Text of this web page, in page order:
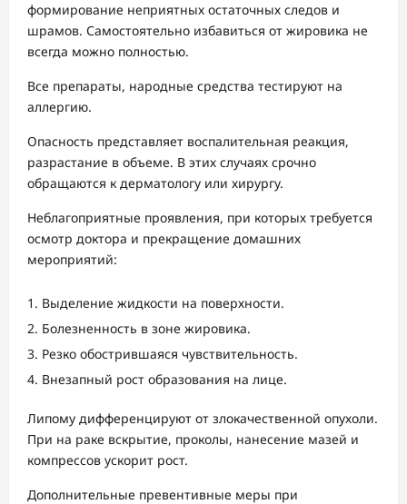
формирование неприятных остаточных следов и
шрамов. Самостоятельно избавиться от жировика не
всегда можно полностью.
Все препараты, народные средства тестируют на
аллергию.
Опасность представляет воспалительная реакция,
разрастание в объеме. В этих случаях срочно
обращаются к дерматологу или хирургу.
Неблагоприятные проявления, при которых требуется
осмотр доктора и прекращение домашних
мероприятий:
Выделение жидкости на поверхности.
Болезненность в зоне жировика.
Резко обострившаяся чувствительность.
Внезапный рост образования на лице.
Липому дифференцируют от злокачественной опухоли.
При на раке вскрытие, проколы, нанесение мазей и
компрессов ускорит рост.
Дополнительные превентивные меры при